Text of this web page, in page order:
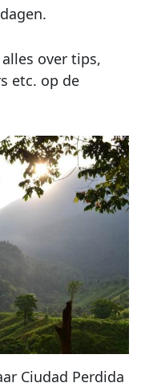
over tips,
etc. op de
Ciudad Perdida